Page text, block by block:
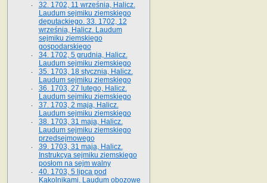
32. 1702, 11 września, Halicz.
Laudum sejmiku ziemskiego
deputackiego. 33. 1702, 12
września, Halicz. Laudum
sejmiku ziemskiego
gospodarskiego
34. 1702, 5 grudnia, Halicz.
Laudum sejmiku ziemskiego
35. 1703, 18 stycznia, Halicz.
Laudum sejmiku ziemskiego
36. 1703, 27 lutego, Halicz.
Laudum sejmiku ziemskiego
37. 1703, 2 maja, Halicz.
Laudum sejmiku ziemskiego
38. 1703, 31 maja, Halicz.
Laudum sejmiku ziemskiego
przedsejmowego
39. 1703, 31 maja, Halicz.
Instrukcya sejmiku ziemskiego
posłom na sejm walny
40. 1703, 5 lipca pod
Kąkolnikami. Laudum obozowe